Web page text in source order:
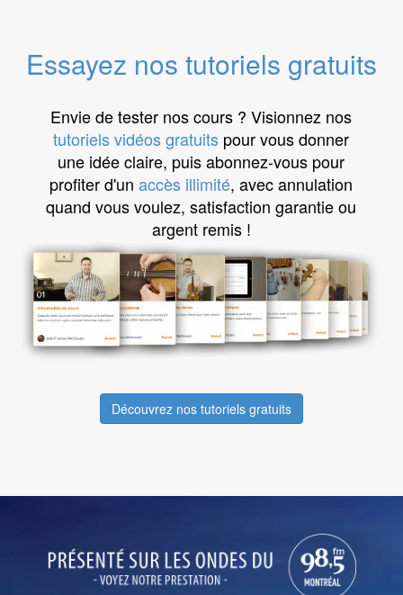
Essayez nos tutoriels gratuits
Envie de tester nos cours ? Visionnez nos
tutoriels vidéos gratuits pour vous donner
une idée claire, puis abonnez-vous pour
profiter d'unaccès illimité, avec annulation
quand vous voulez, satisfaction garantie ou
argent remis !
Découvrez nos tutoriels gratuits